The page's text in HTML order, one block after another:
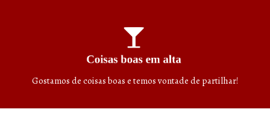
Gostamos de coisas boas e temos vontade de partilhar!